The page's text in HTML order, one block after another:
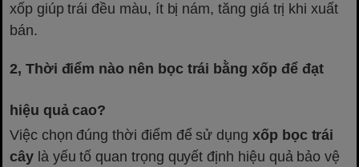
xốp giúp trái đều màu, ít bị nám, tăng giá trị khi xuất
bán.
2, Thời điểm nào nên bọc trái bằng xốp để đạt
hiệu quả cao?
Việc chọn đúng thời điểm để sử dụng xốp bọc trái
câylà yếu tố quan trọng quyết định hiệu quả bảo vệ